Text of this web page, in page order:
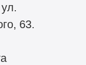
63.